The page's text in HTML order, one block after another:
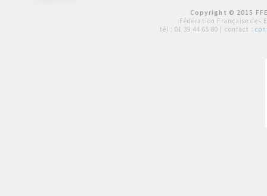
Copyright © 2015
Fédération Française des
tél : 01 39 44 65 80 | contact :